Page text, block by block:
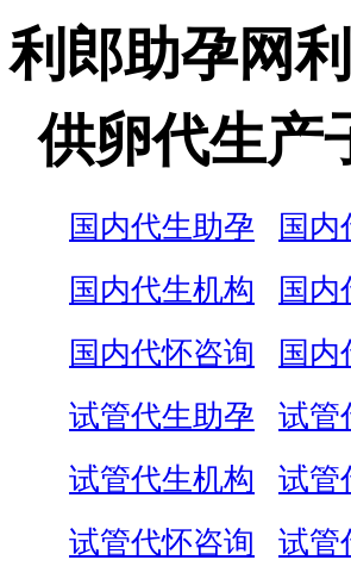
利郎助孕网
供卵代生产
国内代生助孕
国内
国内代生机构
国内
国内代怀咨询
国内
试管代生助孕
试管
试管代生机构
试管
试管代怀咨询
试管